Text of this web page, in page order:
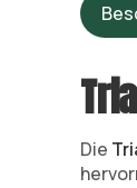
Die